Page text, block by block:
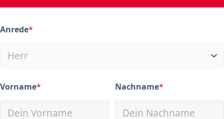
Anrede*
(required)
Vorname*
(required) Nachname*
(required)